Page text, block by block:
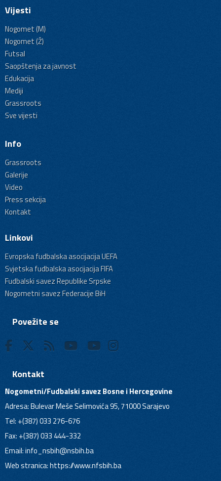
Vijesti
Nogomet (M)
Nogomet (Ž)
Futsal
Saopštenja za javnost
Edukacija
Mediji
Grassroots
Sve vijesti
Info
Grassroots
Galerije
Video
Press sekcija
Kontakt
Linkovi
Evropska fudbalska asocijacija UEFA
Svjetska fudbalska asocijacija FIFA
Fudbalski savez Republike Srpske
Nogometni savez Federacije BiH
Povežite se
Kontakt
Nogometni/Fudbalski savez Bosne i Hercegovine
Adresa: Bulevar Meše Selimovića 95, 71000 Sarajevo
Tel: +(387) 033 276-676
Fax: +(387) 033 444-332
Email:info_nsbih@nsbih.ba
Web stranica: https://www.nfsbih.ba